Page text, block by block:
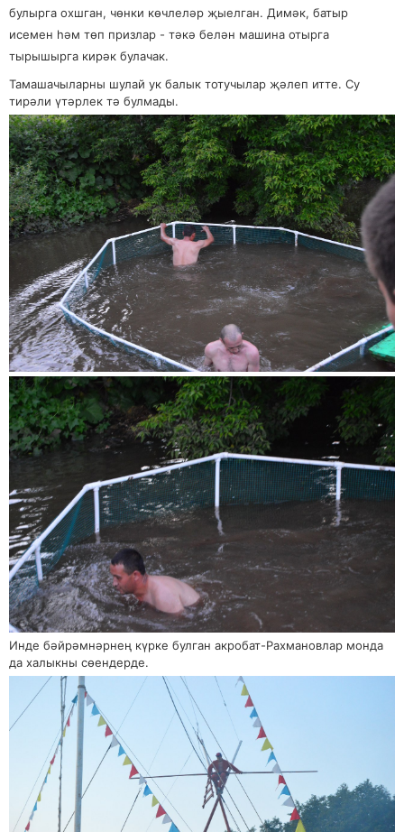
булырга охшган, чөнки көчлеләр җыелган. Димәк, батыр
исемен һәм төп призлар - тәкә белән машина отырга
тырышырга кирәк булачак.
Тамашачыларны шулай ук балык тотучылар җәлеп итте. Су
тирәли үтәрлек тә булмады.
Инде бәйрәмнәрнең күрке булган акробат-Рахмановлар монда
да халыкны сөендерде.